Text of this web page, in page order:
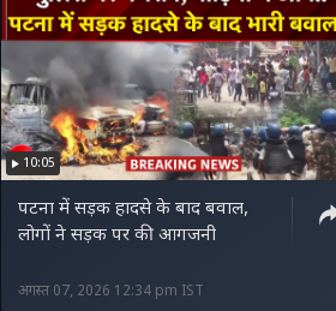
10:05
पटना में सड़क हादसे के बाद बवाल,
लोगों ने सड़क पर की आगजनी
अगस्त 07, 2026 12:34 pm IST